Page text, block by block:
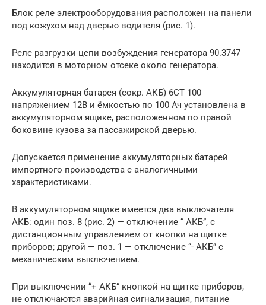
Блок реле электрооборудования расположен на панели
под кожухом над дверью водителя (рис. 1).
Реле разгрузки цепи возбуждения генератора 90.3747
находится в моторном отсеке около генератора.
Аккумуляторная батарея (сокр. АКБ) 6СТ 100
напряжением 12В и ёмкостью по 100 Ач установлена в
аккумуляторном ящике, расположенном по правой
боковине кузова за пассажирской дверью.
Допускается применение аккумуляторных батарей
импортного производства с аналогичными
характеристиками.
В аккумуляторном ящике имеется два выключателя
АКБ: один поз. 8 (рис. 2) — отключение “ АКБ”, с
дистанционным управлением от кнопки на щитке
приборов; другой — поз. 1 — отключение “- АКБ” с
механическим выключением.
При выключении “+ АКБ” кнопкой на щитке приборов,
не отключаются аварийная сигнализация, питание